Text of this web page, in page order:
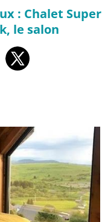
: Chalet Super
le salon